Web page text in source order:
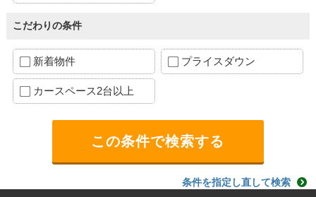
こだわりの条件
新着物件 プライスダウン
カースペース2台以上
条件を指定し直して検索